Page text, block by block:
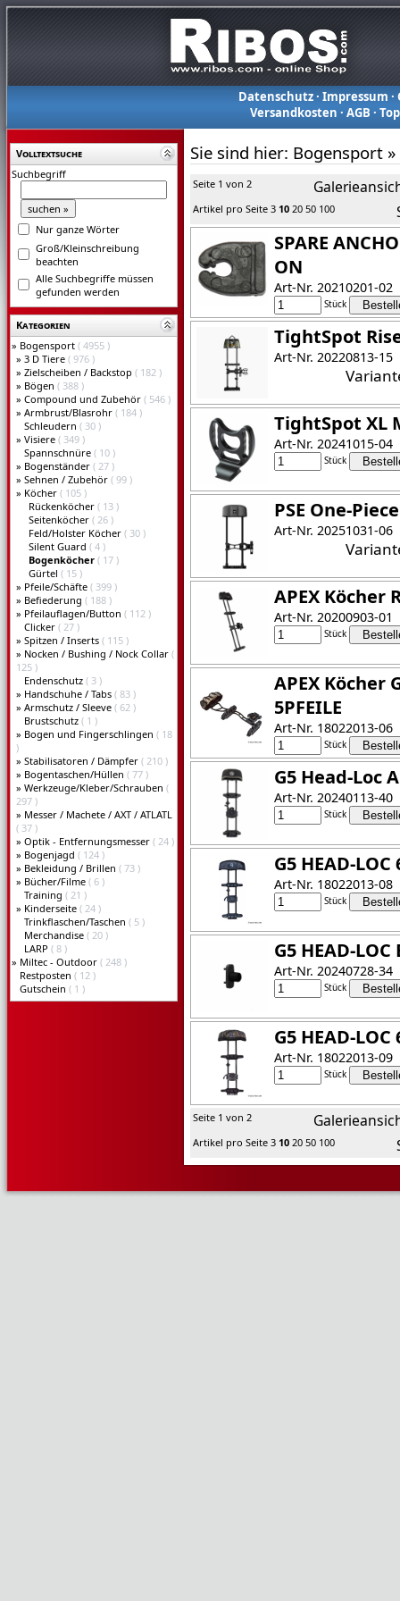
Datenschutz· Impressum ·
Versandkosten ·AGB ·
Volltextsuche
Suchbegriff
Nur ganze Wörter
Groß/Kleinschreibung
beachten
Alle Suchbegriffe müssen
gefunden werden
Kategorien
» Bogensport ( 4955 )
» 3 D Tiere ( 976 )
» Zielscheiben / Backstop ( 182 )
» Bögen ( 388 )
» Compound und Zubehör ( 546 )
» Armbrust/Blasrohr ( 184 )
Schleudern ( 30 )
» Visiere ( 349 )
Spannschnüre ( 10 )
» Bogenständer ( 27 )
» Sehnen / Zubehör ( 99 )
» Köcher ( 105 )
Rückenköcher ( 13 )
Seitenköcher ( 26 )
Feld/Holster Köcher ( 30 )
Silent Guard ( 4 )
Bogenköcher ( 17 )
Gürtel ( 15 )
» Pfeile/Schäfte ( 399 )
» Befiederung ( 188 )
» Pfeilauflagen/Button ( 112 )
Clicker ( 27 )
» Spitzen / Inserts ( 115 )
» Nocken / Bushing / Nock Collar (
125 )
Endenschutz ( 3 )
» Handschuhe / Tabs ( 83 )
» Armschutz / Sleeve ( 62 )
Brustschutz ( 1 )
» Bogen und Fingerschlingen ( 18
)
» Stabilisatoren / Dämpfer ( 210 )
» Bogentaschen/Hüllen ( 77 )
» Werkzeuge/Kleber/Schrauben (
297 )
» Messer / Machete / AXT / ATLATL
( 37 )
» Optik - Entfernungsmesser ( 24 )
» Bogenjagd ( 124 )
» Bekleidung / Brillen ( 73 )
» Bücher/Filme ( 6 )
Training ( 21 )
» Kinderseite ( 24 )
Trinkflaschen/Taschen ( 5 )
Merchandise ( 20 )
LARP ( 8 )
» Miltec - Outdoor ( 248 )
Restposten ( 12 )
Gutschein ( 1 )
Sie sind hier: Bogensport »
Seite 1 von 2
Artikel pro Seite 3 10 20 50 100
SPARE
ON
Art-Nr. 20210201-02
Stück
TightSpot
Art-Nr. 20220813-15
TightSpot XL
Art-Nr. 20241015-04
Stück
PSE One-
Art-Nr. 20251031-06
APEX Köcher
Art-Nr. 20200903-01
Stück
APEX Köcher
5PFEILE
Art-Nr. 18022013-06
Stück
G5 Head-Loc
Art-Nr. 20240113-40
Stück
G5 HEAD-
Art-Nr. 18022013-08
Stück
G5 HEAD-LOC
Art-Nr. 20240728-34
Stück
G5 HEAD-
Art-Nr. 18022013-09
Stück
Seite 1 von 2
Artikel pro Seite 3 10 20 50 100